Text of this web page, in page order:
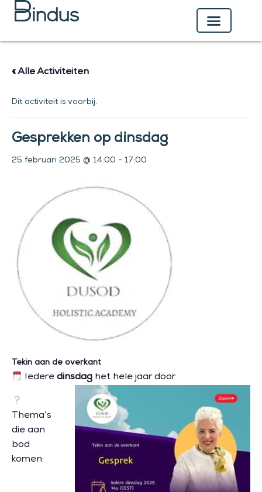
naar
« Alle Activiteiten
Dit activiteit is voorbij.
Gesprekken op dinsdag
25 februari 2025 @ 14:00 - 17:00
Tekin aan de overkant
Iedere dinsdag het hele jaar door
Thema’s
die aan
bod
komen: